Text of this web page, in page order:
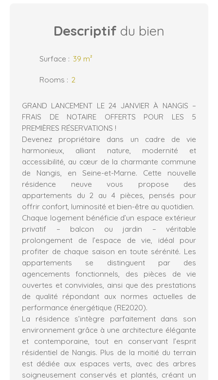
Descriptif du bien
Surface : 39 m²
Rooms : 2
GRAND LANCEMENT LE 24 JANVIER À NANGIS –
FRAIS DE NOTAIRE OFFERTS POUR LES 5
PREMIÈRES RÉSERVATIONS !
Devenez propriétaire dans un cadre de vie
harmonieux, alliant nature, modernité et
accessibilité, au cœur de la charmante commune
de Nangis, en Seine-et-Marne. Cette nouvelle
résidence neuve vous propose des
appartements du 2 au 4 pièces, pensés pour
offrir confort, luminosité et bien-être au quotidien.
Chaque logement bénéficie d’un espace extérieur
privatif – balcon ou jardin – véritable
prolongement de l’espace de vie, idéal pour
profiter de chaque saison en toute sérénité. Les
appartements se distinguent par des
agencements fonctionnels, des pièces de vie
ouvertes et conviviales, ainsi que des prestations
de qualité répondant aux normes actuelles de
performance énergétique (RE2020).
La résidence s’intègre parfaitement dans son
environnement grâce à une architecture élégante
et contemporaine, tout en conservant l’esprit
résidentiel de Nangis. Plus de la moitié du terrain
est dédiée aux espaces verts, avec des arbres
soigneusement conservés et plantés, créant un